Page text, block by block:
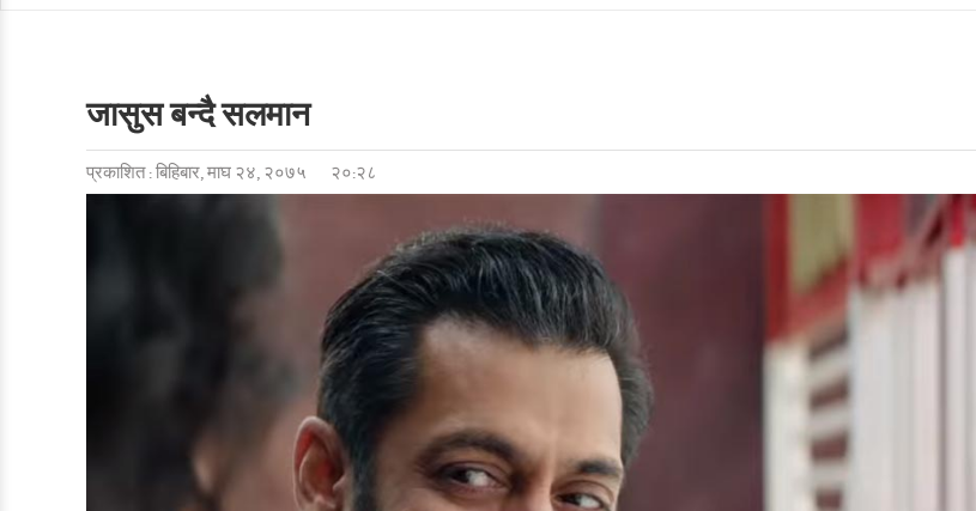
जासुस बन्दै सलमान
प्रकाशित : बिहिबार, माघ २४, २०७५ २०:२८